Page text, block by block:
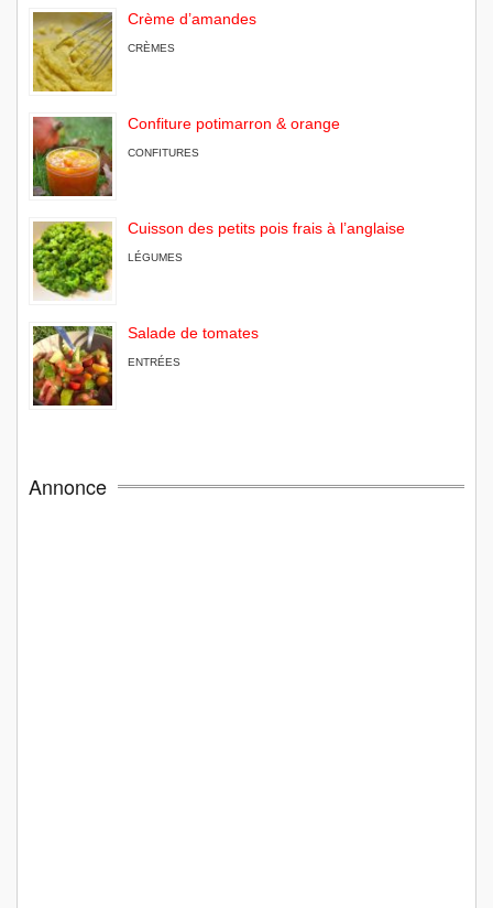
Crème d’amandes
CRÈMES
Confiture potimarron & orange
CONFITURES
Cuisson des petits pois frais à l’anglaise
LÉGUMES
Salade de tomates
ENTRÉES
Annonce